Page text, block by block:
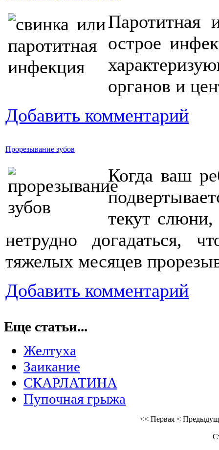
Паротитная
острое
органов и
Добавить комментарий
Прорезывание зубов
Когда ваш
текут слюни,
нетрудно догадаться,
тяжелых месяцев
Добавить комментарий
Еще статьи...
Желтуха
Заикание
СКАРЛАТИНА
Пупочная грыжа
<< Первая <